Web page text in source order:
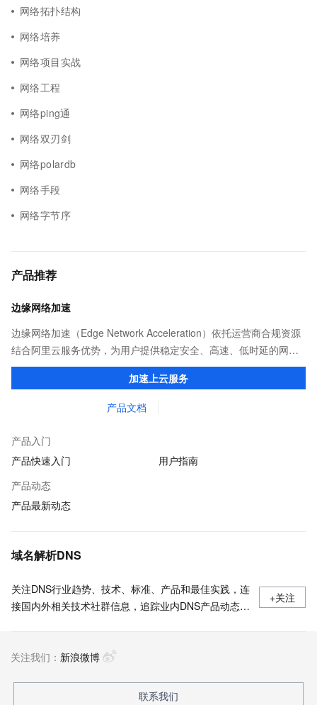
网络拓扑结构
网络培养
网络项目实战
网络工程
网络ping通
网络双刃剑
网络polardb
网络手段
网络字节序
产品推荐
边缘网络加速
边缘网络加速（Edge Network Acceleration）依托运营商合规资源
结合阿里云服务优势，为用户提供稳定安全、高速、低时延的网络
传输，解决客户不同站点的连接、组网、数据安全传输、业务质量
加速上云服务
产品文档
产品入门
产品快速入门
用户指南
产品动态
产品最新动态
域名解析DNS
关注DNS行业趋势、技术、标准、产品和最佳实践，连
接国内外相关技术社群信息，追踪业内DNS产品动态，
+关注
关注我们： 新浪微博
联系我们